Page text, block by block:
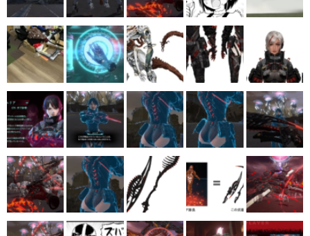
アプリレビュー
その他
電ファミニコゲーマーとは？
運営：株式会社マレ